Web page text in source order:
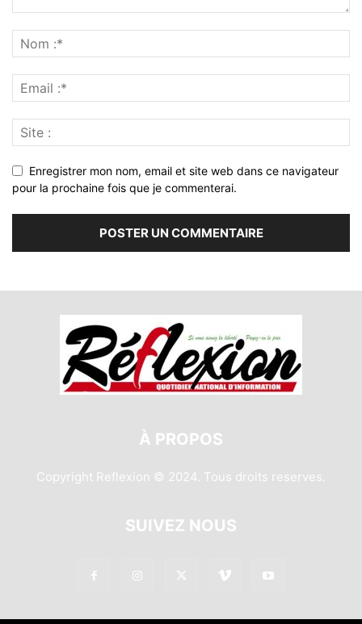
Enregistrer mon nom, email et site web dans ce navigateur
pour la prochaine fois que je commenterai.
À PROPOS
Copyright Reflexion © 2024. Tous droits reserves.
SUIVEZ NOUS